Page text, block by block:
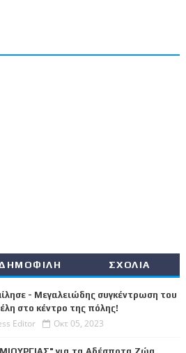
ΣΧΟΛΙΑ
- Μεγαλειώδης συγκέντρωση του
στο κέντρο της πόλης!
Editor Οκτ 05, 2023